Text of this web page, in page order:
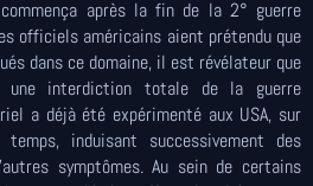
après la fin de la 2° guerre
officiels américains aient prétendu que
dans ce domaine, il est révélateur que
une interdiction totale de la guerre
a déjà été expérimenté aux USA, sur
induisant successivement des
symptômes. Au sein de certains